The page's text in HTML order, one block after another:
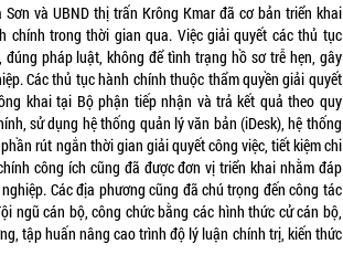
và UBND thị trấn Krông Kmar đã cơ bản triển khai
chính trong thời gian qua. Việc giải quyết các thủ tục
pháp luật, không để tình trạng hồ sơ trễ hẹn, gây
Các thủ tục hành chính thuộc thẩm quyền giải quyết
khai tại Bộ phận tiếp nhận và trả kết quả theo quy
sử dụng hệ thống quản lý văn bản (iDesk), hệ thống
rút ngắn thời gian giải quyết công việc, tiết kiệm chi
công ích cũng đã được đơn vị triển khai nhằm đáp
Các địa phương cũng đã chú trọng đến công tác
ngũ cán bộ, công chức bằng các hình thức cử cán bộ,
tập huấn nâng cao trình độ lý luận chính trị, kiến thức